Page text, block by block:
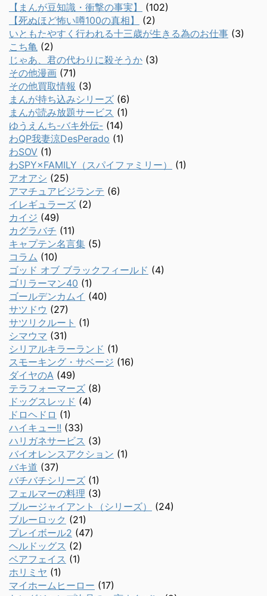
【まんが豆知識・衝撃の事実】
(102)
【死ぬほど怖い噂100の真相】
(2)
いともたやすく行われる十三歳が生きる為のお仕事 (3)
こち亀 (2)
じゃあ、君の代わりに殺そうか (3)
その他漫画 (71)
その他買取情報 (3)
まんが持ち込みシリーズ (6)
まんが読み放題サービス (1)
ゆうえんち-バキ外伝- (14)
わQP我妻涼DesPerado (1)
わSOV (1)
わSPY×FAMILY（スパイファミリー）
(1)
アオアシ (25)
アマチュアビジランテ (6)
イレギュラーズ (2)
カイジ (49)
カグラバチ (11)
キャプテン名言集 (5)
コラム (10)
ゴッド オブ ブラックフィールド (4)
ゴリラーマン40 (1)
ゴールデンカムイ (40)
サツドウ (27)
サツリクルート (1)
シマウマ (31)
シリアルキラーランド (1)
スモーキング・サベージ (16)
ダイヤのA (49)
テラフォーマーズ (8)
ドッグスレッド (4)
ドロヘドロ (1)
ハイキュー!! (33)
ハリガネサービス (3)
バイオレンスアクション (1)
バキ道 (37)
バチバチシリーズ (1)
フェルマーの料理 (3)
ブルージャイアント（シリーズ）
(24)
ブルーロック (21)
プレイボール2 (47)
ヘルドッグス (2)
ベアフェイス (1)
ホリミヤ (1)
マイホームヒーロー (17)